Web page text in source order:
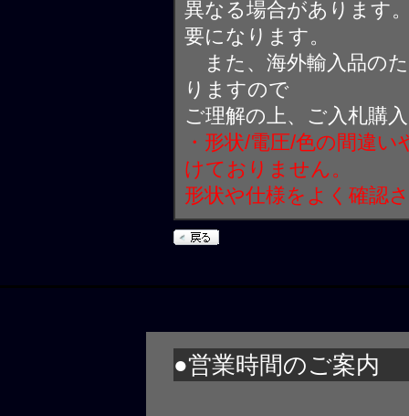
異なる場合があります
要になります。
また、海外輸入品の
りますので
ご理解の上、ご入札購
・形状/電圧/色の間違
けておりません。
形状や仕様をよく確認
●営業時間のご案内